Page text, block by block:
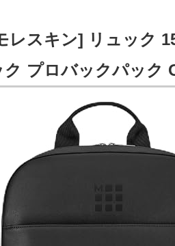
レスキン] リュック
ク プロバックパック